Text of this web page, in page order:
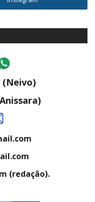
(Neivo)
(redação).